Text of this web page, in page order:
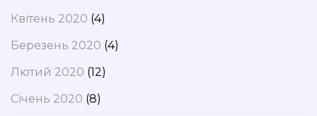
Квітень 2020 (4)
Березень 2020 (4)
Лютий 2020 (12)
Січень 2020 (8)